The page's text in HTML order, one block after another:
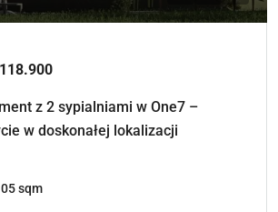
z 2 sypialniami w One7 –
w doskonałej lokalizacji
sqm